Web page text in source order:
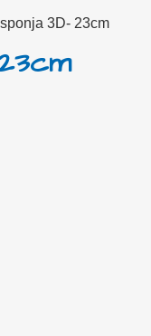
3D- 23cm